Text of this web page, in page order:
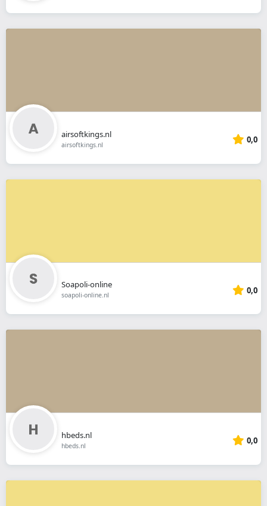
airsoftkings.nl
airsoftkings.nl 0,0
Soapoli-online
soapoli-online.nl 0,0
hbeds.nl
hbeds.nl 0,0